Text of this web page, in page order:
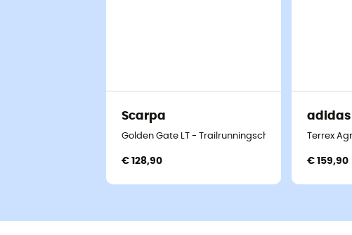
Scarpa
Golden Gate LT - Trailrunningschoenen - Heren
€ 128,90
adidas
Terrex
€ 159,90